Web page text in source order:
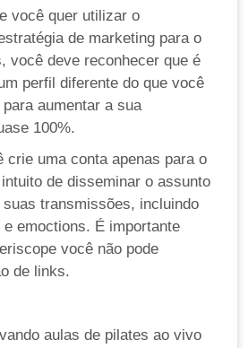
você quer utilizar o
de marketing para o
você deve reconhecer que é
perfil diferente do que você
aumentar a sua
100%.
crie uma conta apenas para o
de disseminar o assunto
transmissões, incluindo
e emoctions. É importante
você não pode
de links.
aulas de pilates ao vivo